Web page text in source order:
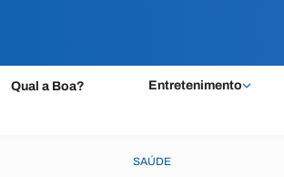
Qual a Boa? Entretenimento
SAÚDE